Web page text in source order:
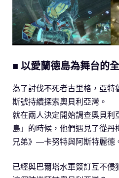
■ 以愛蘭德島為舞台的
為了討伐不死者古里格，亞特
斯號持續探索奧貝利亞灣。
就在兩人決定開始調查奧貝利
島」的時候，他們遇見了從丹
兄弟》―卡努特與阿斯特麗德
已經與巴爾塔水軍簽訂互不侵